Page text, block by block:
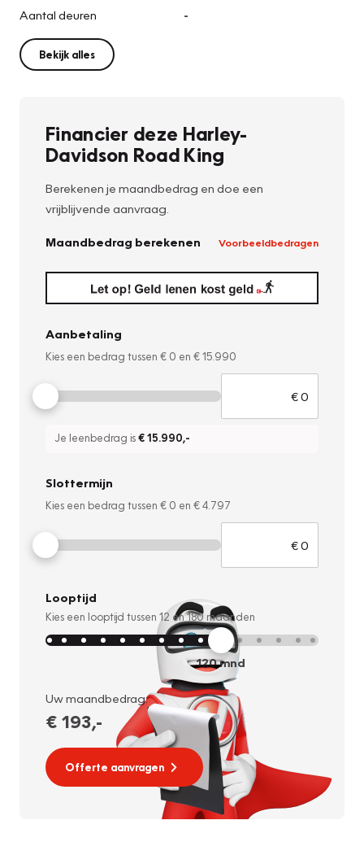
Aantal deuren -
Bekijk alles
Financier deze Harley-
Davidson Road King
Berekenen je maandbedrag en doe een
vrijblijvende aanvraag.
Maandbedrag berekenen Voorbeeldbedragen
Aanbetaling
Kies een bedrag tussen € 0 en € 15.990
Je leenbedrag is€ 15.990,-
Slottermijn
Kies een bedrag tussen € 0 en € 4.797
Looptijd
Kies een looptijd tussen 12 en180 maanden
120mnd
Uw maandbedrag:
€ 193,-
Offerte aanvragen